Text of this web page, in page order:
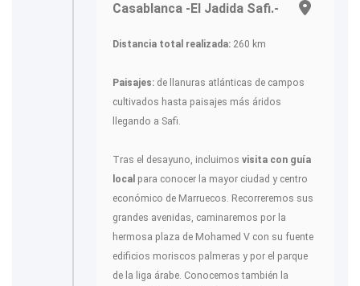
Casablanca -El Jadida Safi.-
Distancia total realizada: 260 km
Paisajes: de llanuras atlánticas de campos
cultivados hasta paisajes más áridos
llegando a Safi.
Tras el desayuno, incluimos visita con guía
local para conocer la mayor ciudad y centro
económico de Marruecos. Recorreremos sus
grandes avenidas, caminaremos por la
hermosa plaza de Mohamed V con su fuente
edificios moriscos palmeras y por el parque
de la liga árabe. Conocemos también la